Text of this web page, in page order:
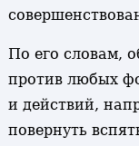
По его словам,
против любых
и действий,
повернуть